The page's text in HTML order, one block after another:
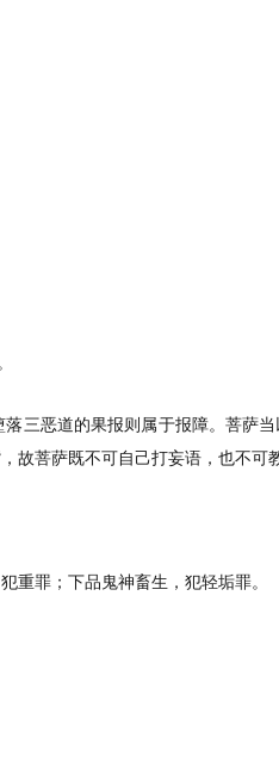
三恶道的果报则属于报障。菩萨
菩萨既不可自己打妄语，也不可
重罪；下品鬼神畜生，犯轻垢罪。